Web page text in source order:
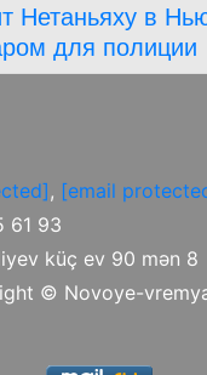
Нетаньяху в
для полиции
, [email
61 93
küç ev 90 mən 8
© Novoye-